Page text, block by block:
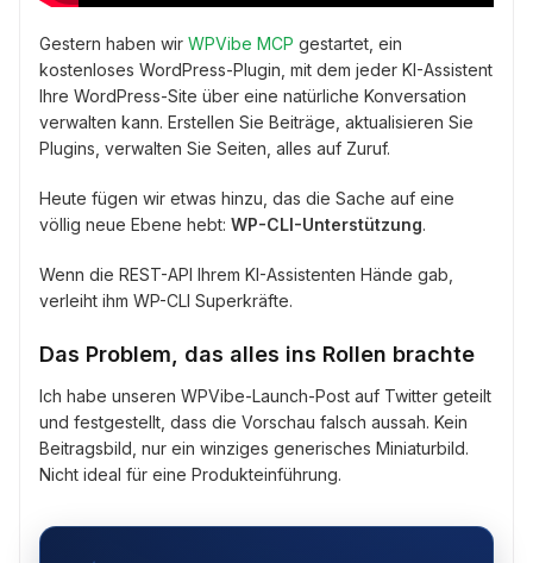
Gestern haben wir WPVibe MCP gestartet, ein
kostenloses WordPress-Plugin, mit dem jeder KI-Assistent
Ihre WordPress-Site über eine natürliche Konversation
verwalten kann. Erstellen Sie Beiträge, aktualisieren Sie
Plugins, verwalten Sie Seiten, alles auf Zuruf.
Heute fügen wir etwas hinzu, das die Sache auf eine
völlig neue Ebene hebt: WP-CLI-Unterstützung.
Wenn die REST-API Ihrem KI-Assistenten Hände gab,
verleiht ihm WP-CLI Superkräfte.
Das Problem, das alles ins Rollen brachte
Ich habe unseren WPVibe-Launch-Post auf Twitter geteilt
und festgestellt, dass die Vorschau falsch aussah. Kein
Beitragsbild, nur ein winziges generisches Miniaturbild.
Nicht ideal für eine Produkteinführung.